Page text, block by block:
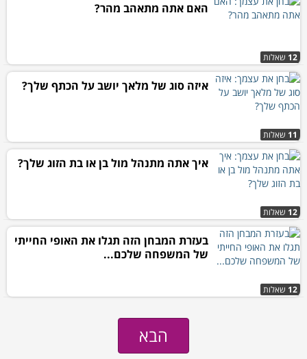
12 שאלות
האם אתה מתאהב מהר?
11 שאלות
איזה סוג של מלאך יושב על הכתף שלך?
12 שאלות
איך אתה מתנהל מול בן או בת הזוג שלך?
12 שאלות
בעזרת המבחן הזה תגלו את האופי החייתי
של המשפחה שלכם...
הבא